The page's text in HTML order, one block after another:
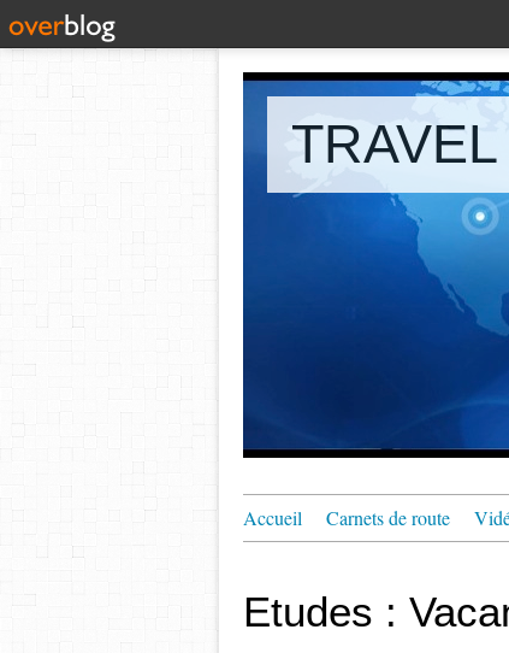
Accueil Carnets de route
Etudes :